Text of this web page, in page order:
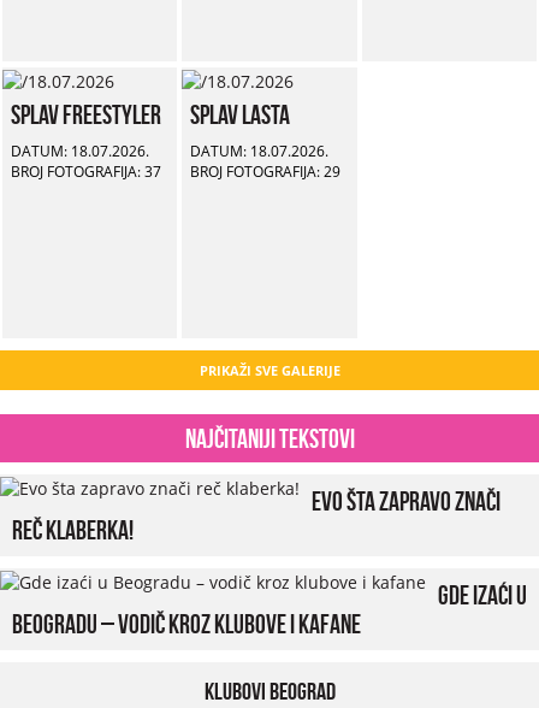
Splav Freestyler
DATUM: 18.07.2026.
BROJ FOTOGRAFIJA: 37
Splav Lasta
DATUM: 18.07.2026.
BROJ FOTOGRAFIJA: 29
PRIKAŽI SVE GALERIJE
Najčitaniji tekstovi
Evo šta zapravo znači
reč klaberka!
Gde izaći u
Beogradu – vodič kroz klubove i kafane
Klubovi Beograd